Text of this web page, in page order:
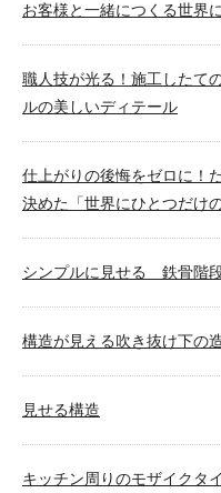
お客様と一緒につくる世界
職人技が光る！施工したて
ルの美しいディテール
仕上がりの後悔をゼロに！
決めた「世界にひとつだけの
シンプルに見せる 鉄骨階
構造が見える吹き抜け下の
見せる構造
キッチン周りのモザイクタ